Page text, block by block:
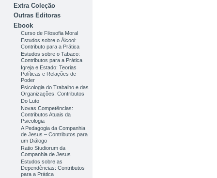
Extra Coleção
Outras Editoras
Ebook
Curso de Filosofia Moral
Estudos sobre o Álcool:
Contributo para a Prática
Estudos sobre o Tabaco:
Contributos para a Prática
Igreja e Estado: Teorias
Políticas e Relações de
Poder
Psicologia do Trabalho e das
Organizações: Contributos
Do Luto
Novas Competências:
Contributos Atuais da
Psicologia
A Pedagogia da Companhia
de Jesus – Contributos para
um Diálogo
Ratio Studiorum da
Companhia de Jesus
Estudos sobre as
Dependências: Contributos
para a Prática